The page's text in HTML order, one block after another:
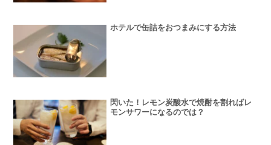
ホテルで缶詰をおつまみにする方法
閃いた！レモン炭酸水で焼酎を割ればレ
モンサワーになるのでは？